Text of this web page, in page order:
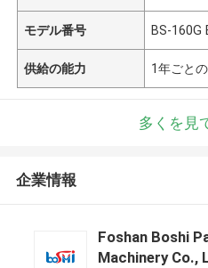
モデル番号 BS-160G
供給の能力 1年ごと
多くを見
企業情報
Foshan Boshi
Machinery Co.,